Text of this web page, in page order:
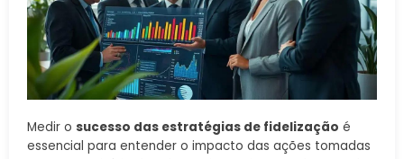
Medir o sucesso das estratégias de fidelização é
essencial para entender o impacto das ações tomadas